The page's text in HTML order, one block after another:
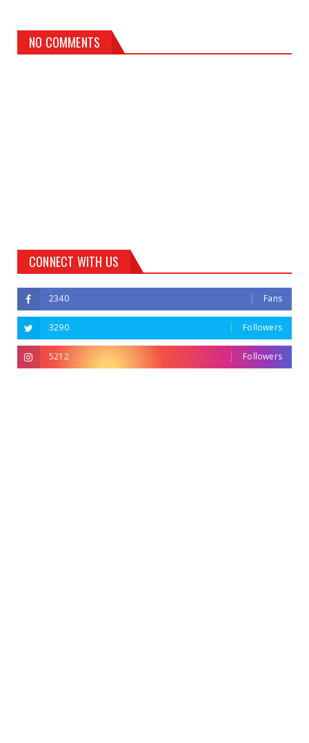
NO COMMENTS
CONNECT WITH US
2340 Fans
3290 Followers
5212 Followers